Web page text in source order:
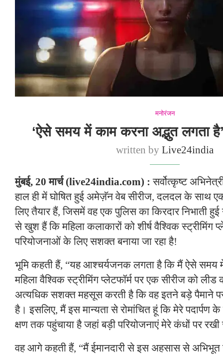
मनोरंजन
‘ऐसे समय में काम करना अद्भुत लगता
written byLive24india
मुंबई, 20 मार्च (live24india.com) : सर्वोत्कृष्ट
हाल ही में घोषित हुई अमेज़ॅन वेब सीरीज, दलदल के साथ
लिए तैयार हैं, जिसमें वह एक पुलिस का किरदार निभाती
से खुश हैं कि महिला कलाकारों को शीर्ष वैश्विक स्ट्रीमिंग
परियोजनाओं के लिए सशक्त बनाया जा रहा है!
भूमि कहती हैं, “यह आश्चर्यजनक लगता है कि मैं ऐसे समय
महिला वैश्विक स्ट्रीमिंग प्लेटफॉर्म पर एक सीरीज को
अत्यधिक सशक्त महसूस करती है कि वह इतने बड़े पैमाने
है। इसलिए, मैं इस मान्यता से रोमांचित हूं कि मेरे
क्षण तक पहुंचाया है जहां बड़ी परियोजनाएं मेरे कंधों पर रखी
वह आगे कहती हैं, “मैं ईमानदारी से इस अहसास से